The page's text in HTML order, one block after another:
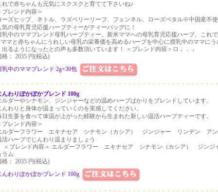
れで赤ちゃんも元気にスクスクと育てて下さいね♪
ブレンド内容＞
ーズヒップ、ネトル、ラズベリーリーフ、フェンネル、ローズペタル※中国産不
気の母乳育児応援ハーブティーがティーバッグに！
乳中のママブレンド母乳ハーブティー。新米ママへの母乳育児応援ハーブ。これ
マと赤ちゃんにうれしい母乳の栄養価を高めるハーブを中心に授乳中のママに
出るようになったとの声も多数頂いています！ ＜ブレンド内容＞ロ ．．．
格： 2035 円(税込)
乳中のママブレンド 2g×30包
んわりぽかぽかブレンド 100g
ルダーやシナモン、ジンジャーなどの温めハーブばかりをブレンドしています。
んわりと身体が温まっていくのを実感してください。
日生姜を食べて体温が上がった経験から生まれた新しい温活ハーブティーです。
ブレンド内容＞
ルダーフラワー エキナセア シナモン（カシア） ジンジャー リンデン ア
活ハーブでじんわり温まりましょう
＜ブレンド内容＞ エルダーフラワー エキナセア シナモン（カシア） ジ
ラム
格： 2035 円(税込)
んわりぽかぽかブレンド 100g